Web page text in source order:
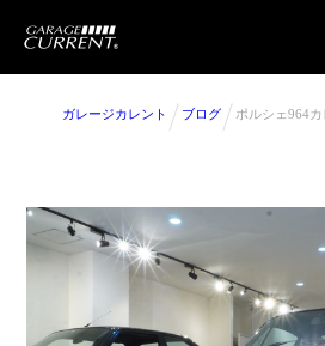
ガレージカレント ブログ ポルシェ964